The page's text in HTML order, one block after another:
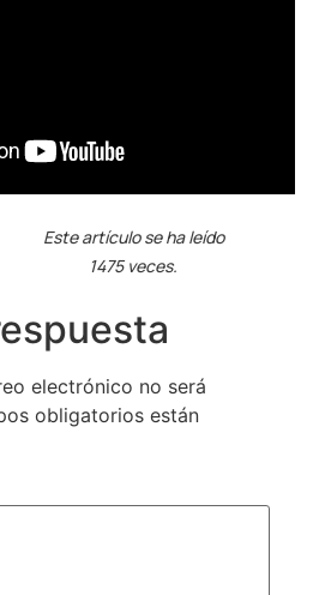
Este artículo se ha leído
1475 veces.
electrónico no será
obligatorios están